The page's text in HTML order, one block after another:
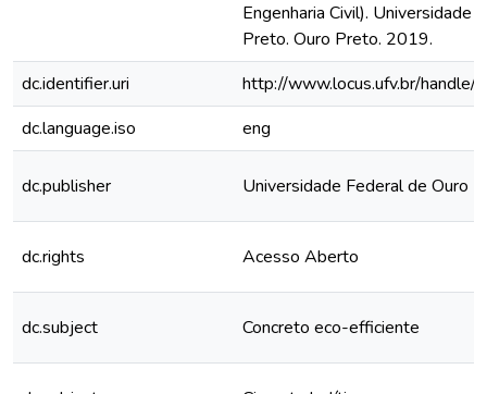
Engenharia Civil). Universidade
Preto. Ouro Preto. 2019.
dc.identifier.uri
http://www.locus.ufv.br/
dc.language.iso
eng
dc.publisher Universidade Federal de Ouro
dc.rights Acesso Aberto
dc.subject Concreto eco-efficiente